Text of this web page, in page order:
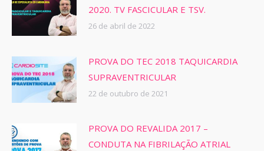
2020. TV FASCICULAR E TSV.
26 de abril de 2022
PROVA DO TEC 2018 TAQUICARDIA
SUPRAVENTRICULAR
22 de outubro de 2021
PROVA DO REVALIDA 2017 –
CONDUTA NA FIBRILAÇÃO ATRIAL